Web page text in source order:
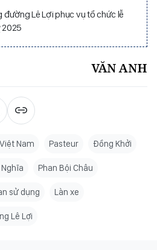
Lê Lợi phục vụ tổ chức lễ
2025
VĂN ANH
Nam Pasteur Đồng Khởi
Phan Bội Châu
sử dụng Làn xe
Lê Lợi